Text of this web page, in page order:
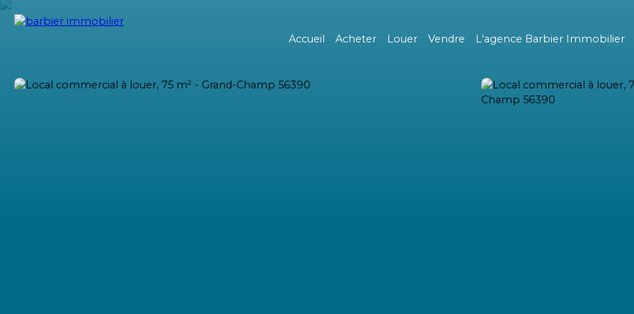
Accueil Acheter Louer Vendre L'agence Barbier Immobilier